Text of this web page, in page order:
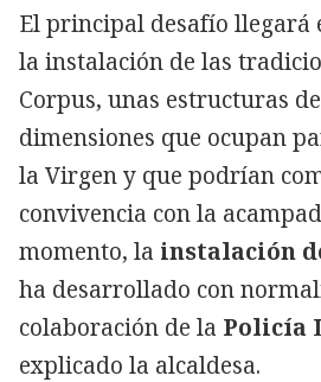
El principal desafío llegará
la instalación de las
Corpus, unas estructuras
dimensiones que ocupan
la Virgen y que podrían
convivencia con la
momento, la instalación
ha desarrollado con
colaboración de la Policía
explicado la alcaldesa.